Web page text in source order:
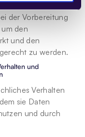
Im
der Vorbereitung
den
und den
zu werden.
und
Verhalten
sie Daten
und durch